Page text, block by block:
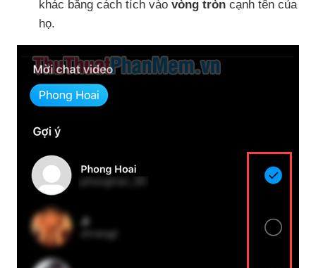
khác bằng cách tích vào vòng tròn cạnh tên của
họ.